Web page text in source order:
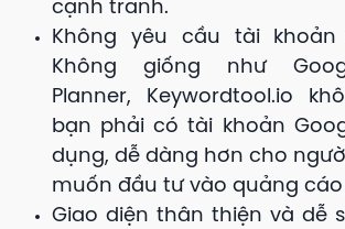
cạnh tranh.
Không yêu cầu tài khoản
Không giống như
Planner, Keywordtool.io
bạn phải có tài khoản
dụng, dễ dàng hơn cho
muốn đầu tư vào quảng cáo
Giao diện thân thiện và dễ